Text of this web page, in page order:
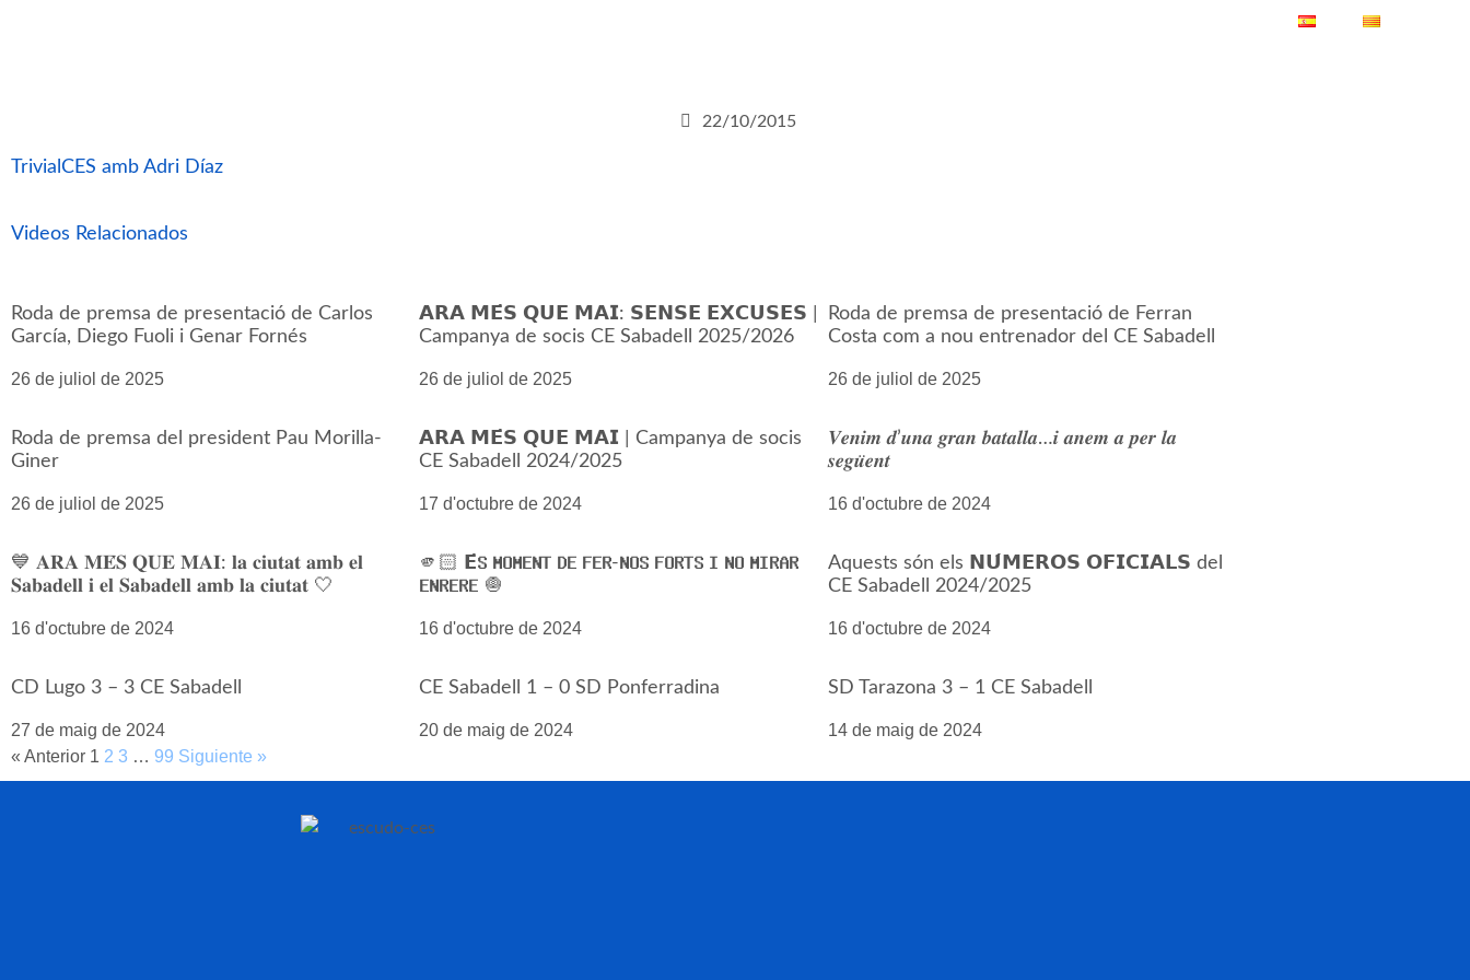
22/10/2015
TrivialCES amb Adri Díaz
Videos Relacionados
Roda de premsa de presentació de Carlos
García, Diego Fuoli i Genar Fornés
26 de juliol de 2025
𝗔𝗥𝗔 𝗠𝗘́𝗦 𝗤𝗨𝗘 𝗠𝗔𝗜: 𝗦𝗘𝗡𝗦𝗘 𝗘𝗫𝗖𝗨𝗦𝗘𝗦 |
Campanya de socis CE Sabadell 2025/2026
26 de juliol de 2025
Roda de premsa de presentació de Ferran
Costa com a nou entrenador del CE Sabadell
26 de juliol de 2025
Roda de premsa del president Pau Morilla-
Giner
26 de juliol de 2025
𝗔𝗥𝗔 𝗠𝗘́𝗦 𝗤𝗨𝗘 𝗠𝗔𝗜 | Campanya de socis
CE Sabadell 2024/2025
17 d'octubre de 2024
𝑽𝒆𝒏𝒊𝒎 𝒅’𝒖𝒏𝒂 𝒈𝒓𝒂𝒏 𝒃𝒂𝒕𝒂𝒍𝒍𝒂…𝒊 𝒂𝒏𝒆𝒎 𝒂 𝒑𝒆𝒓 𝒍𝒂
𝒔𝒆𝒈𝒖̈𝒆𝒏𝒕
16 d'octubre de 2024
💙 𝐀𝐑𝐀 𝐌𝐄́𝐒 𝐐𝐔𝐄 𝐌𝐀𝐈: 𝐥𝐚 𝐜𝐢𝐮𝐭𝐚𝐭 𝐚𝐦𝐛 𝐞𝐥
𝐒𝐚𝐛𝐚𝐝𝐞𝐥𝐥 𝐢 𝐞𝐥 𝐒𝐚𝐛𝐚𝐝𝐞𝐥𝐥 𝐚𝐦𝐛 𝐥𝐚 𝐜𝐢𝐮𝐭𝐚𝐭 🤍
16 d'octubre de 2024
🫵🏻 𝗘́𝗦 𝗠𝗢𝗠𝗘𝗡𝗧 𝗗𝗘 𝗙𝗘𝗥-𝗡𝗢𝗦 𝗙𝗢𝗥𝗧𝗦 𝗜 𝗡𝗢 𝗠𝗜𝗥𝗔𝗥
𝗘𝗡𝗥𝗘𝗥𝗘 🧅
16 d'octubre de 2024
Aquests són els 𝗡𝗨́𝗠𝗘𝗥𝗢𝗦 𝗢𝗙𝗜𝗖𝗜𝗔𝗟𝗦 del
CE Sabadell 2024/2025
16 d'octubre de 2024
CD Lugo 3 – 3 CE Sabadell
27 de maig de 2024
CE Sabadell 1 – 0 SD Ponferradina
20 de maig de 2024
SD Tarazona 3 – 1 CE Sabadell
14 de maig de 2024
« Anterior 1 2 3 … 99 Siguiente »